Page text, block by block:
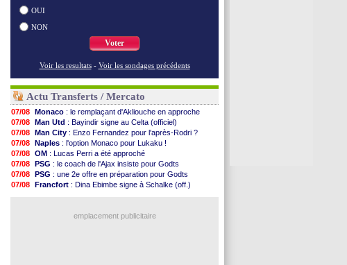
OUI
NON
Voter
Voir les resultats - Voir les sondages précédents
Actu Transferts / Mercato
07/08 Monaco : le remplaçant d'Akliouche en approche
07/08 Man Utd : Bayindir signe au Celta (officiel)
07/08 Man City : Enzo Fernandez pour l'après-Rodri ?
07/08 Naples : l'option Monaco pour Lukaku !
07/08 OM : Lucas Perri a été approché
07/08 PSG : le coach de l'Ajax insiste pour Godts
07/08 PSG : une 2e offre en préparation pour Godts
07/08 Francfort : Dina Ebimbe signe à Schalke (off.)
: première offre à 45 M€ pour Rodri ?
emplacement publicitaire